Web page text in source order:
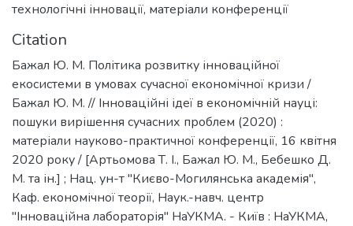
технологічні інновації, матеріали конференції
Citation
Бажал Ю. М. Політика розвитку інноваційної
екосистеми в умовах сучасної економічної кризи /
Бажал Ю. М. // Інноваційні ідеї в економічній науці:
пошуки вирішення сучасних проблем (2020) :
матеріали науково-практичної конференції, 16 квітня
2020 року / [Артьомова Т. І., Бажал Ю. М., Бебешко Д.
М. та ін.] ; Нац. ун-т "Києво-Могилянська академія",
Каф. економічної теорії, Наук.-навч. центр
"Інноваційна лабораторія" НаУКМА. - Київ : НаУКМА,